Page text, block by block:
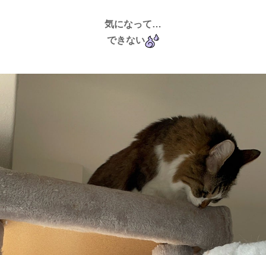
気になって…
できない